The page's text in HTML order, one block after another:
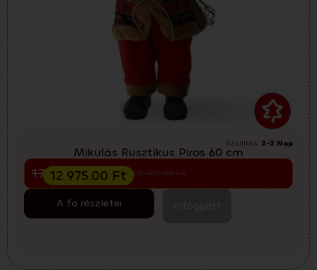
Szállítás: 2-3 Nap
Mikulás Rusztikus Piros 60 cm
Előkarácsonyi kiárusítás
23 400.00
17 300.00Ft
12 975.00 Ft
A fa részletei